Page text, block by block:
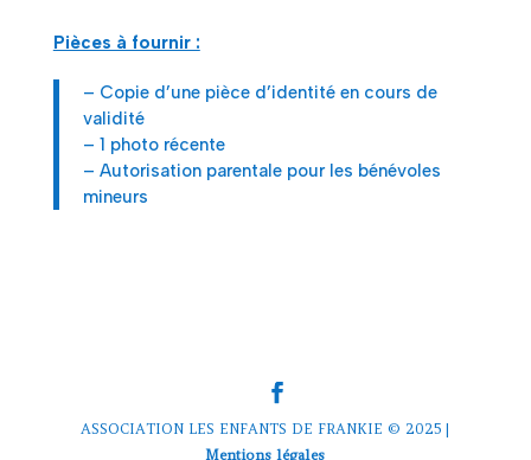
Pièces à fournir :
– Copie d’une pièce d’identité en cours de
validité
– 1 photo récente
– Autorisation parentale pour les bénévoles
mineurs
ASSOCIATION LES ENFANTS DE FRANKIE © 2025 |
Mentions légales